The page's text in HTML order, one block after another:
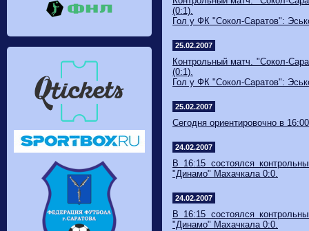
(0:1).
Гол у ФК "Сокол-Саратов":
25.02.2007
Контрольный матч. "Сокол-
(0:1).
Гол у ФК "Сокол-Саратов":
25.02.2007
Сегодня ориентировочно в
24.02.2007
В 16:15 состоялся
"Динамо" Махачкала 0:0.
24.02.2007
В 16:15 состоялся
"Динамо" Махачкала 0:0.